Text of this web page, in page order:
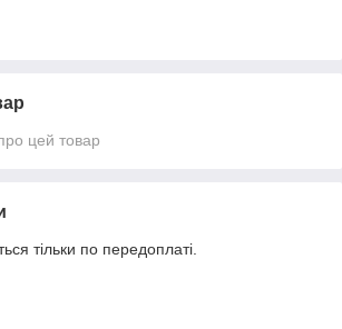
цей товар
тільки по передоплаті.